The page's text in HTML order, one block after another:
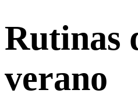
Rutinas
verano